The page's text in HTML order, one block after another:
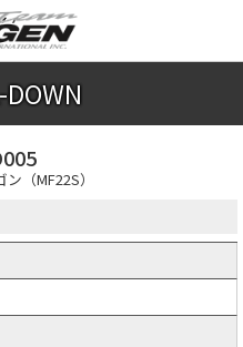
（MF22S）